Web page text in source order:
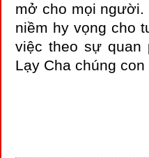
mở cho mọi người.
niềm hy vọng cho
việc theo sự quan
Lạy Cha chúng